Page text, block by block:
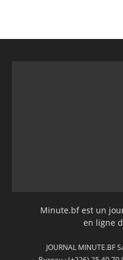
Minute.bf est un
en ligne
JOURNAL MINUTE.BF